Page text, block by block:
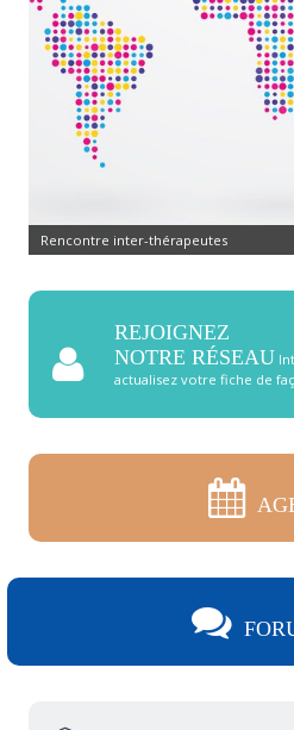
Rencontre inter-thérapeutes
REJOIGNEZ
NOTRE RÉSEAU
actualisez votre fiche de